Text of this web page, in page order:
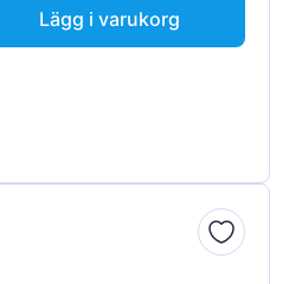
Lägg i varukorg